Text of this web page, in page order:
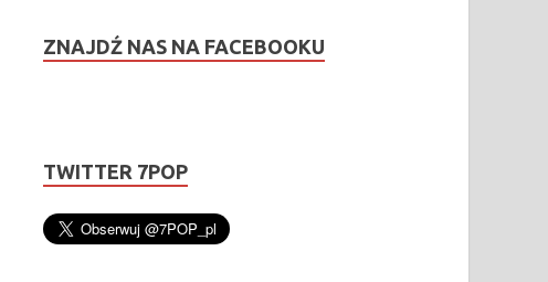
ZNAJDŹ NAS NA FACEBOOKU
TWITTER 7POP